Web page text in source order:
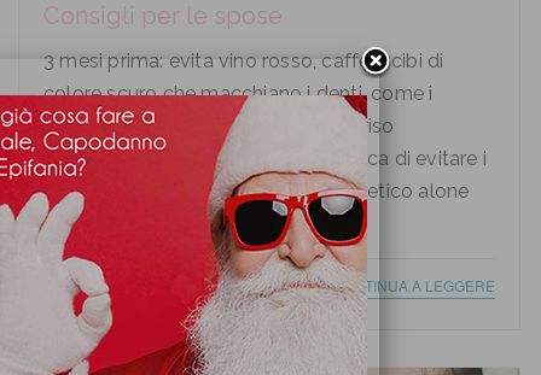
Consigli per le spose
3 mesi prima: evita vino rosso, caffè e cibi di
colore scuro che macchiano i denti, come i
mirtilli. Non rischiare di avere un sorriso
macchiato nelle foto di nozze e cerca di evitare i
cibi che possono lasciare un antiestetico alone
sullo smalto dei den...
CONTINUA A LEGGERE